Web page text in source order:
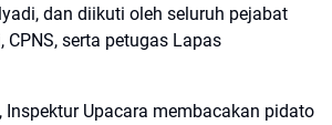
dan diikuti oleh seluruh pejabat
CPNS, serta petugas Lapas
Inspektur Upacara membacakan pidato